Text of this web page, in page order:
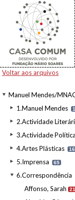
Voltar aos arquivos
Manuel Mendes/
1.Manuel Mendes
2.Actividade
3.Actividade Política
4.Artes Plásticas 16
5.Imprensa 65
6.Correspondência
Affonso, Sarah 21